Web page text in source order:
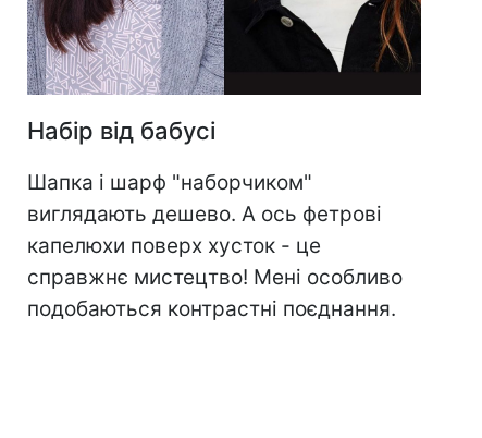
Набір від бабусі
Шапка і шарф "наборчиком"
виглядають дешево. А ось фетрові
капелюхи поверх хусток - це
справжнє мистецтво! Мені особливо
подобаються контрастні поєднання.